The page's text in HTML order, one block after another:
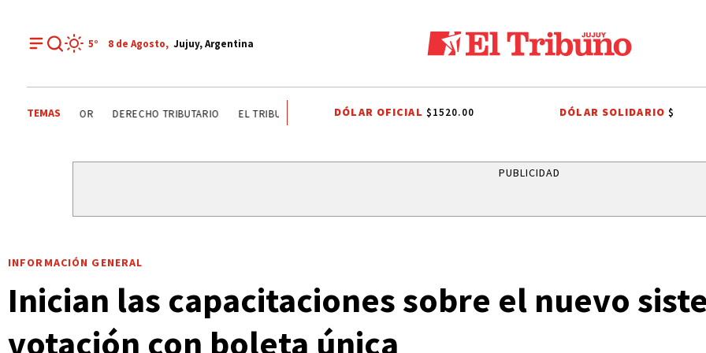
5° 8 de Agosto, Jujuy, Argentina
TEMAS DÍA DEL INGENIERO AGRÓNOMO ANALIZAN SECTOR DERECHO TRIBUTARIO EL TRIBUNO POR LOS BARRIOS ONDA
DÓLAR OFICIAL $1520.00 DÓLAR SOLIDARIO$
PUBLICIDAD
INFORMACIÓN GENERAL
Inician las capacitaciones sobre el nuevo
votación con boleta única